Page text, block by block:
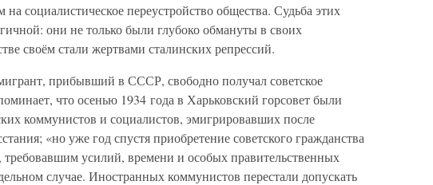
социалистическое переустройство общества. Судьба этих
они не только были глубоко обмануты в своих
своём стали жертвами сталинских репрессий.
прибывший в СССР, свободно получал советское
что осенью 1934 года в Харьковский горсовет были
коммунистов и социалистов, эмигрировавших после
«но уже год спустя приобретение советского гражданства
усилий, времени и особых правительственных
случае. Иностранных коммунистов перестали допускать